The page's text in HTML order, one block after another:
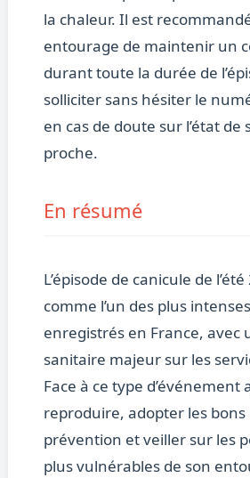
la chaleur. Il est
entourage de maintenir un
durant toute la durée de
solliciter sans hésiter le
en cas de doute sur l’état de
proche.
En résumé
L’épisode de canicule de
comme l’un des plus
enregistrés en France, avec
sanitaire majeur sur les
Face à ce type d’événement
reproduire, adopter les bons
prévention et veiller sur les
plus vulnérables de son